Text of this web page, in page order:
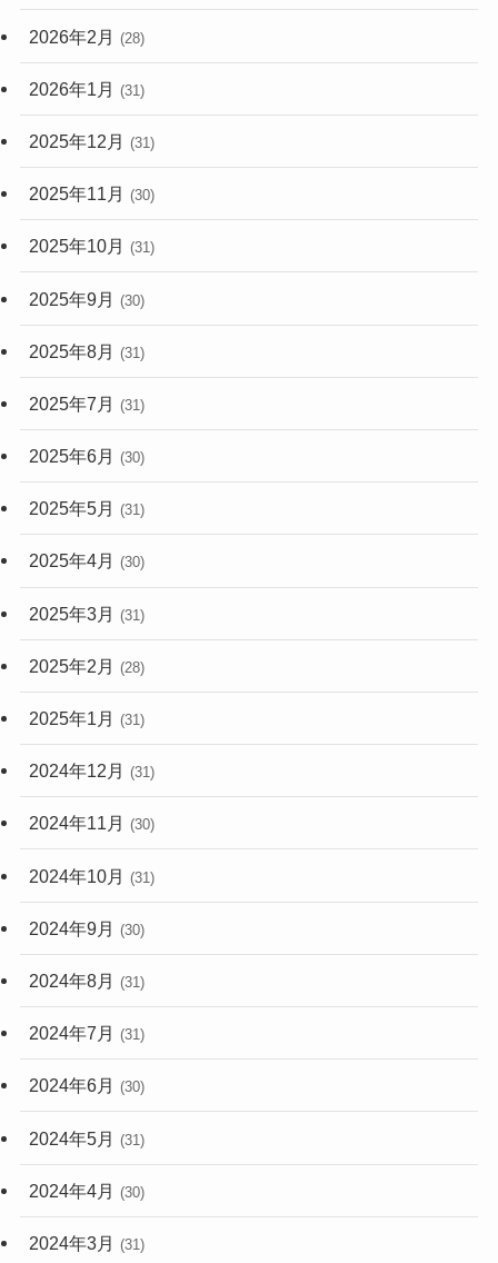
2026年2月 (28)
2026年1月 (31)
2025年12月 (31)
2025年11月 (30)
2025年10月 (31)
2025年9月 (30)
2025年8月 (31)
2025年7月 (31)
2025年6月 (30)
2025年5月 (31)
2025年4月 (30)
2025年3月 (31)
2025年2月 (28)
2025年1月 (31)
2024年12月 (31)
2024年11月 (30)
2024年10月 (31)
2024年9月 (30)
2024年8月 (31)
2024年7月 (31)
2024年6月 (30)
2024年5月 (31)
2024年4月 (30)
2024年3月 (31)